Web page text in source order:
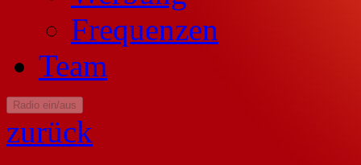
Frequenzen
Team
Radio ein/aus
zurück